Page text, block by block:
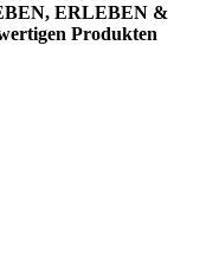
ERLEBEN &
Produkten